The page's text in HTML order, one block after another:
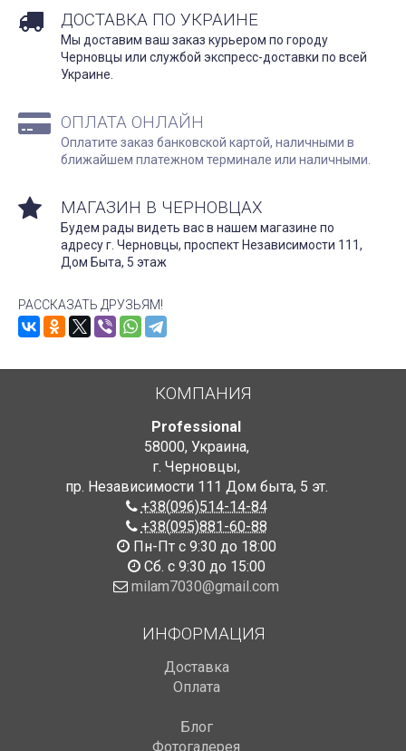
ДОСТАВКА ПО УКРАИНЕ
Мы доставим ваш заказ курьером по городу
Черновцы или службой экспресс-доставки по всей
Украине.
ОПЛАТА ОНЛАЙН
Оплатите заказ банковской картой, наличными в
ближайшем платежном терминале или наличными.
МАГАЗИН В ЧЕРНОВЦАХ
Будем рады видеть вас в нашем магазине по
адресу г. Черновцы, проспект Независимости 111,
Дом Быта, 5 этаж
РАССКАЗАТЬ ДРУЗЬЯМ!
КОМПАНИЯ
Professional
58000, Украина,
г. Черновцы,
пр. Независимости 111 Дом быта, 5 эт.
+38(096)514-14-84
+38(095)881-60-88
Пн-Пт с 9:30 до 18:00
Сб. с 9:30 до 15:00
milam7030@gmail.com
ИНФОРМАЦИЯ
Доставка
Оплата
Блог
Фотогалерея